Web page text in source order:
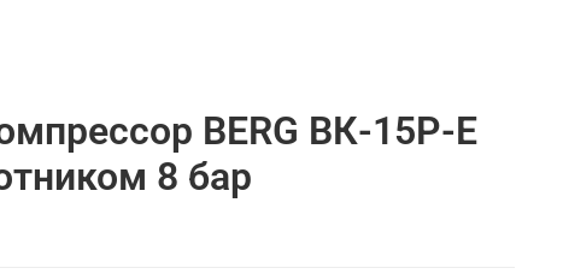
BERG ВК-15Р-Е
8 бар